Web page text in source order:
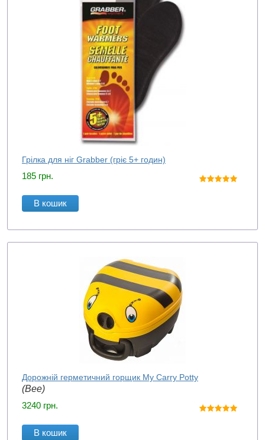
Грілка для ніг Grabber (гріє 5+ годин)
185 грн.
В кошик
Дорожній герметичний горщик My Carry Potty
(Bee)
3240 грн.
В кошик